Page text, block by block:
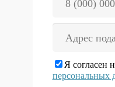
Я согласен
персональных